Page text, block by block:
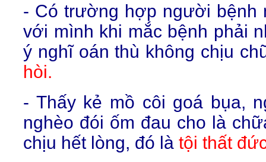
- Có trường hợp người bệnh
với mình khi mắc bệnh phải
ý nghĩ oán thù không chịu
hòi.
- Thấy kẻ mồ côi goá bụa,
nghèo đói ốm đau cho là
chịu hết lòng, đó là tội thất